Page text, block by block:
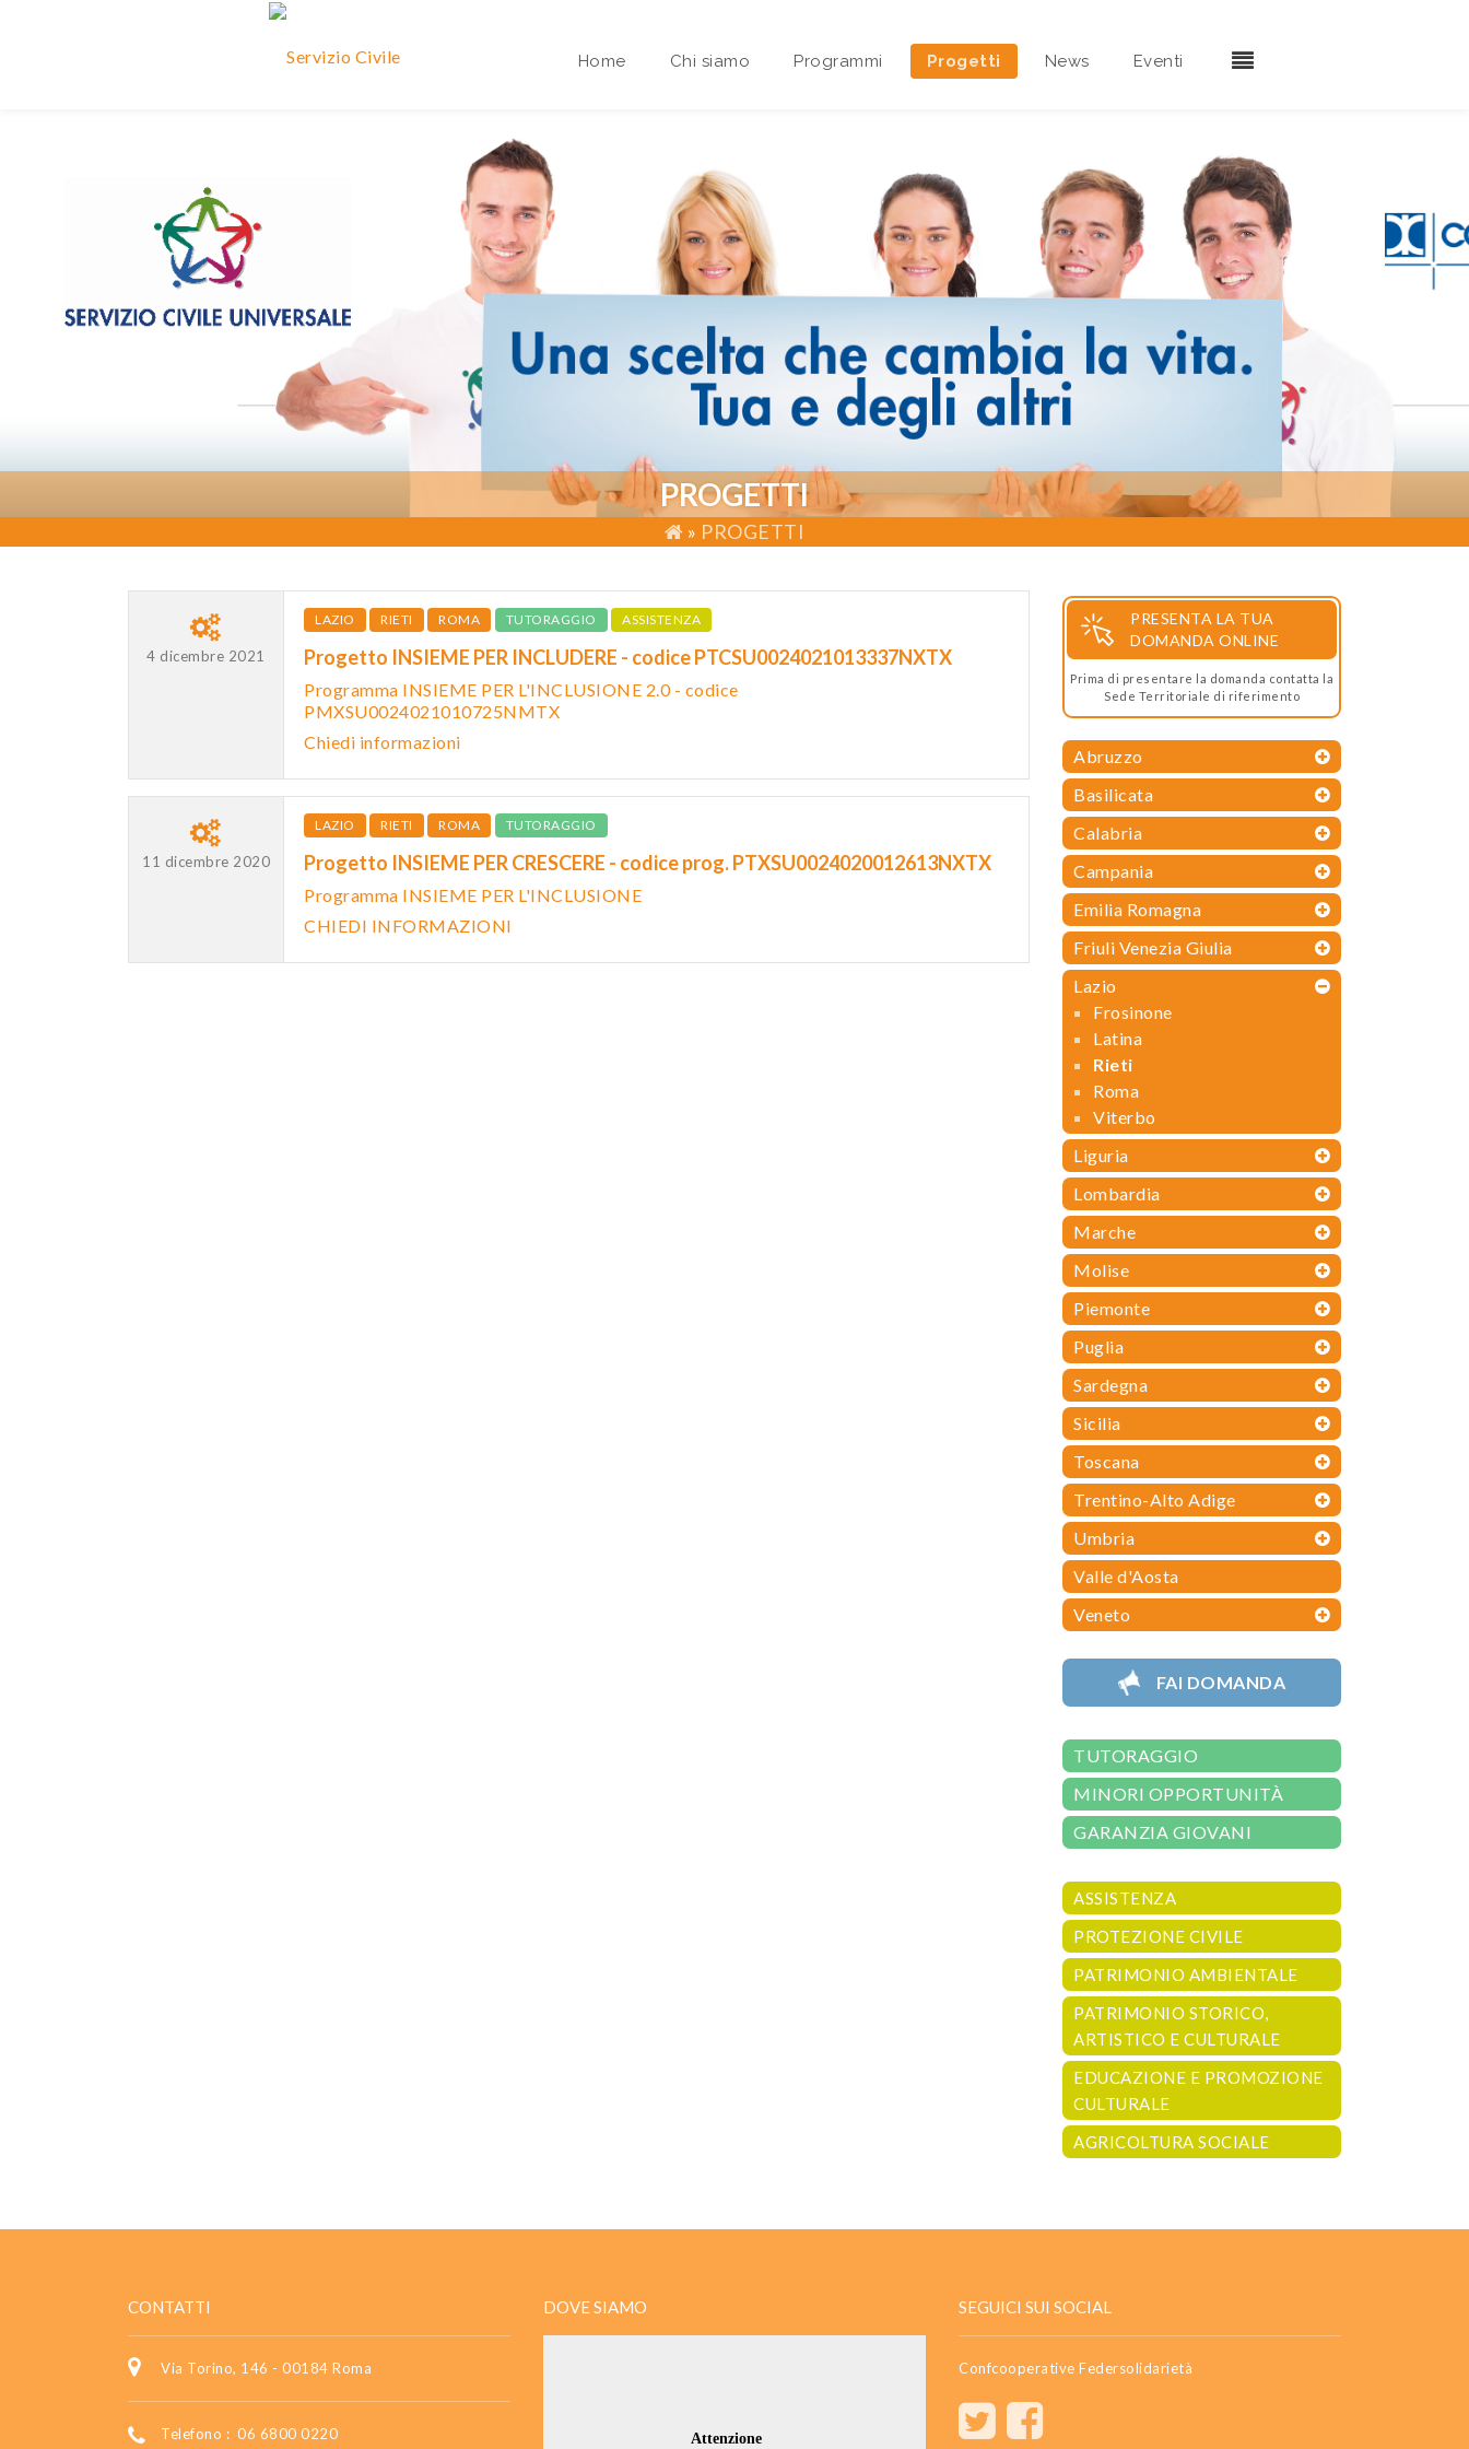
Home Chi siamo
Area riservata Sedi Territoriali
Programmi Progetti News Eventi
PROGETTI
» PROGETTI
4 dicembre 2021
LAZIO RIETI ROMA TUTORAGGIO ASSISTENZA
Progetto INSIEME PER INCLUDERE - codice PTCSU0024021013337NXTX
Programma INSIEME PER L'INCLUSIONE 2.0 - codice
PMXSU0024021010725NMTX
Chiedi informazioni
11 dicembre 2020
LAZIO RIETI ROMA TUTORAGGIO
Progetto INSIEME PER CRESCERE - codice prog. PTXSU0024020012613NXTX
Programma INSIEME PER L'INCLUSIONE
CHIEDI INFORMAZIONI
PRESENTA LA TUA
DOMANDA ONLINE
Prima di presentare la domanda contatta la
Sede Territoriale di riferimento
Abruzzo
Basilicata
Calabria
Campania
Emilia Romagna
Friuli Venezia Giulia
Lazio
Frosinone
Latina
Rieti
Roma
Viterbo
Liguria
Lombardia
Marche
Molise
Piemonte
Puglia
Sardegna
Sicilia
Toscana
Trentino-Alto Adige
Umbria
Valle d'Aosta
Veneto
FAI DOMANDA
TUTORAGGIO
MINORI OPPORTUNITÀ
GARANZIA GIOVANI
ASSISTENZA
PROTEZIONE CIVILE
PATRIMONIO AMBIENTALE
PATRIMONIO STORICO,
ARTISTICO E CULTURALE
EDUCAZIONE E PROMOZIONE
CULTURALE
AGRICOLTURA SOCIALE
CONTATTI
Via Torino, 146 - 00184 Roma
Telefono : 06 6800 0220
DOVE SIAMO SEGUICI SUI SOCIAL
Confcooperative Federsolidarietà